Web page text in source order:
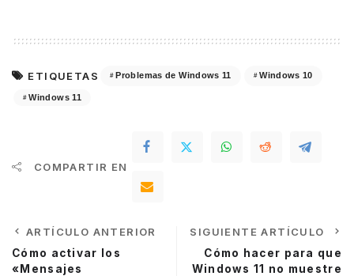
ETIQUETAS Problemas de Windows 11 Windows 10
Windows 11
COMPARTIR EN
ARTÍCULO ANTERIOR
Cómo activar los
«Mensajes
SIGUIENTE ARTÍCULO
Cómo hacer para que
Windows 11 no muestre